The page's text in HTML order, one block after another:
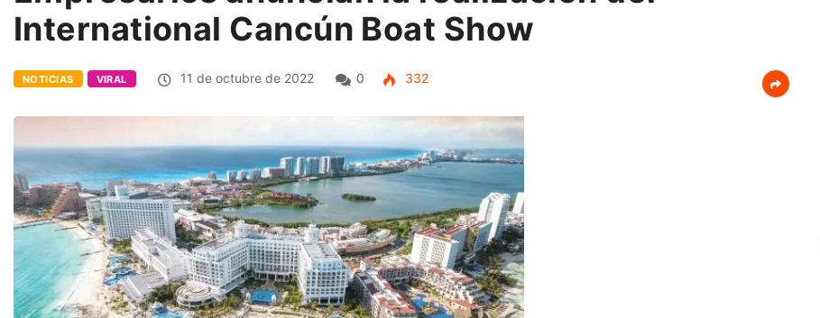
International Cancún Boat Show
NOTICIAS VIRAL 11 de octubre de 2022 0 332